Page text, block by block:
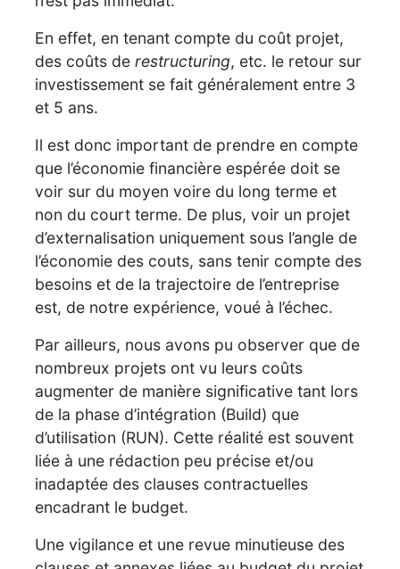
En effet, en tenant compte du coût projet,
des coûts de restructuring, etc. le retour sur
investissement se fait généralement entre 3
et 5 ans.
Il est donc important de prendre en compte
que l’économie financière espérée doit se
voir sur du moyen voire du long terme et
non du court terme. De plus, voir un projet
d’externalisation uniquement sous l’angle de
l’économie des couts, sans tenir compte des
besoins et de la trajectoire de l’entreprise
est, de notre expérience, voué à l’échec.
Par ailleurs, nous avons pu observer que de
nombreux projets ont vu leurs coûts
augmenter de manière significative tant lors
de la phase d’intégration (Build) que
d’utilisation (RUN). Cette réalité est souvent
liée à une rédaction peu précise et/ou
inadaptée des clauses contractuelles
encadrant le budget.
Une vigilance et une revue minutieuse des